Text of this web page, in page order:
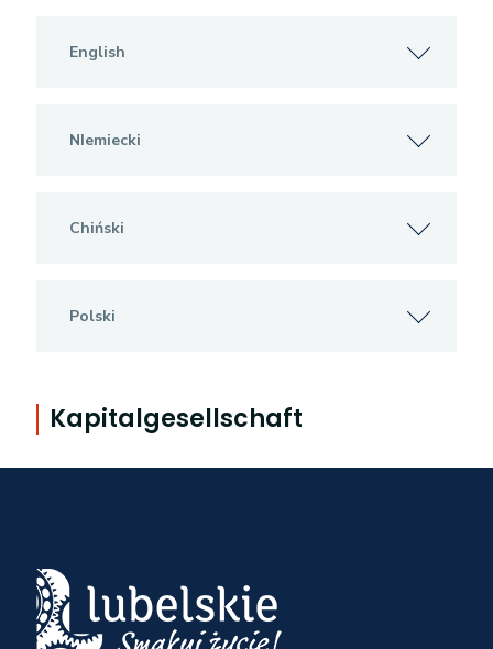
English
NIemiecki
Chiński
Polski
Kapitalgesellschaft